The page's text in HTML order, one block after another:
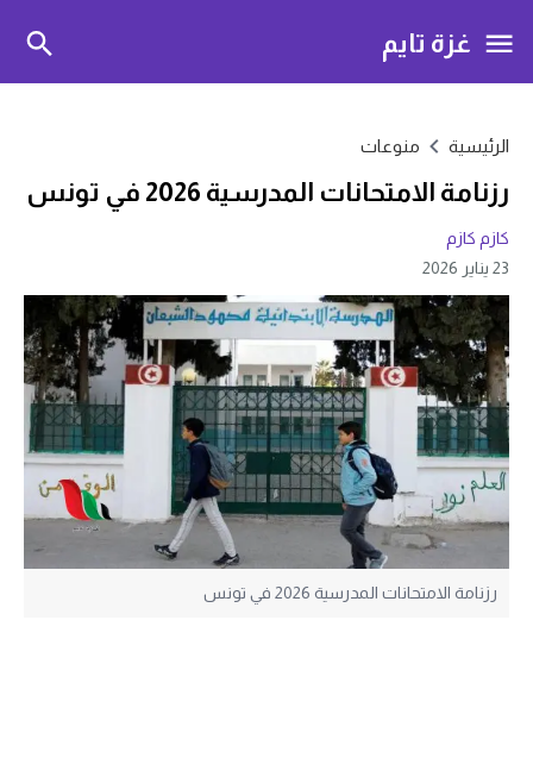
غزة تايم
الرئيسية منوعات
رزنامة الامتحانات المدرسية 2026 في تونس
كازم كازم
23 يناير 2026
رزنامة الامتحانات المدرسية 2026 في تونس